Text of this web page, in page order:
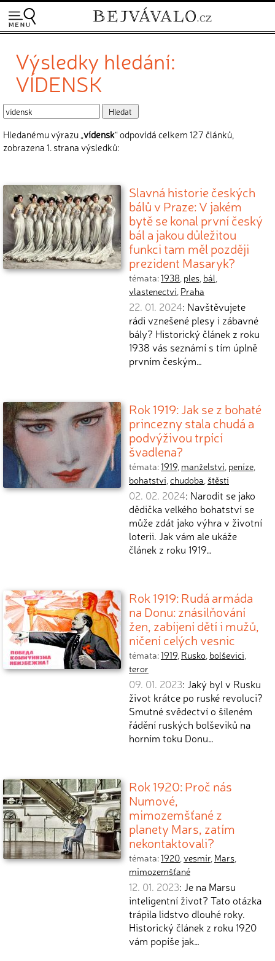
Výsledky hledání:
VÍDENSK
Hledanému výrazu „vídensk“ odpovídá celkem 127 článků,
zobrazena 1. strana výsledků:
Slavná historie českých
bálů v Praze: V jakém
bytě se konal první český
bál a jakou důležitou
funkci tam měl později
prezident Masaryk?
témata:1938, ples, bál,
vlastenectví, Praha
22. 01. 2024: Navštěvujete
rádi vznešené plesy i zábavné
bály? Historický článek z roku
1938 vás seznámí s tím úplně
prvním českým…
Rok 1919: Jak se z bohaté
princezny stala chudá a
podvýživou trpící
švadlena?
témata:1919, manželství, peníze,
bohatství,chudoba, štěstí
02. 02. 2024: Narodit se jako
dědička velkého bohatství se
může zdát jako výhra v životní
loterii. Jak vám ale ukáže
článek z roku 1919…
Rok 1919: Rudá armáda
na Donu: znásilňování
žen, zabíjení dětí i mužů,
ničení celých vesnic
témata:1919, Rusko, bolševici,
teror
09. 01. 2023: Jaký byl v Rusku
život krátce po ruské revoluci?
Smutné svědectví o šíleném
řádění ruských bolševiků na
horním toku Donu…
Rok 1920: Proč nás
Numové,
mimozemšťané z
planety Mars, zatím
nekontaktovali?
témata:1920,vesmír, Mars,
mimozemšťané
12. 01. 2023: Je na Marsu
inteligentní život? Tato otázka
trápila lidstvo dlouhé roky.
Historický článek z roku 1920
vám popíše jak…